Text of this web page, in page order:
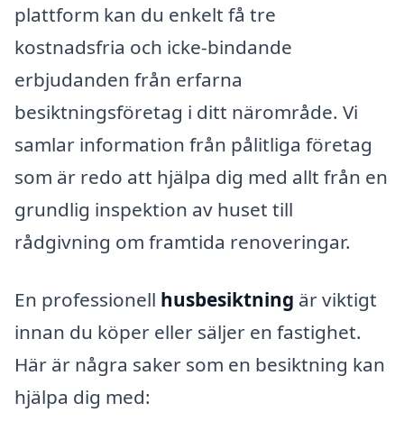
plattform kan du enkelt få tre
kostnadsfria och icke-bindande
erbjudanden från erfarna
besiktningsföretag i ditt närområde. Vi
samlar information från pålitliga företag
som är redo att hjälpa dig med allt från en
grundlig inspektion av huset till
rådgivning om framtida renoveringar.
En professionell husbesiktning är viktigt
innan du köper eller säljer en fastighet.
Här är några saker som en besiktning kan
hjälpa dig med: